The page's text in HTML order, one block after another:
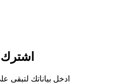
اشترك
ادخل بياناتك